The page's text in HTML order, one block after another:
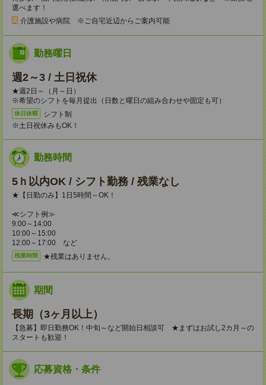
選べます！
介護施設や病院 ※ご自宅近辺からご案内可能
勤務曜日
週2～3 / 土日祝休
★週2日～（月～日）
※希望のシフトを毎月提出（日数と曜日の組み合わせや固定も可）
休日休暇
シフト制
※土日祝休みもOK！
勤務時間
5ｈ以内OK / シフト勤務 / 残業なし
★【日勤のみ】1日5時間～OK！
≪シフト例≫
9:00～14:00
10:00～15:00
12:00～17:00 など
残業時間 ★残業はありません。
期間
長期（3ヶ月以上）
【急募】即日勤務OK！中旬～など開始日相談可 ★まずはお試し2カ月～の
スタートも歓迎！
応募資格・条件